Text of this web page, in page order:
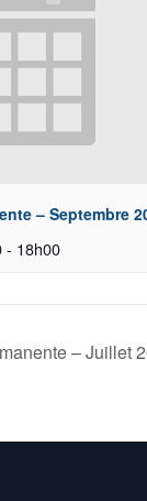
– Septembre
- 18h00
– Juillet